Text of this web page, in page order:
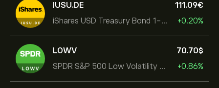
IUSU.DE
iShares USD Treasury Bond 1-3yr UCITS ETF
111.09‎€‎
+0.20%
LOWV
SPDR S&P 500 Low Volatility UCITS ETF
70.70‎$‎
+0.86%